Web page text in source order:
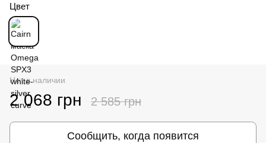
Цвет
Нет в наличии
2 068 грн 2 585 грн
Сообщить, когда появится